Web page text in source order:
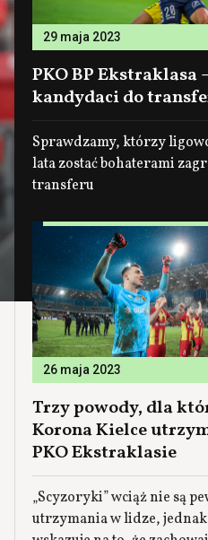
29 maja 2023
PKO BP Ekstraklasa
kandydaci do
Sprawdzamy, którzy
lata zostać bohaterami
transferu
26 maja 2023
Trzy powody, dla
Korona Kielce
PKO Ekstraklasie
„Scyzoryki” wciąż nie są
utrzymania w lidze,